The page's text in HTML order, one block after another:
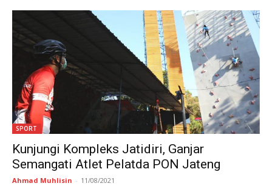
SPORT
Kunjungi Kompleks Jatidiri, Ganjar
Semangati Atlet Pelatda PON Jateng
Ahmad Muhlisin - 11/08/2021